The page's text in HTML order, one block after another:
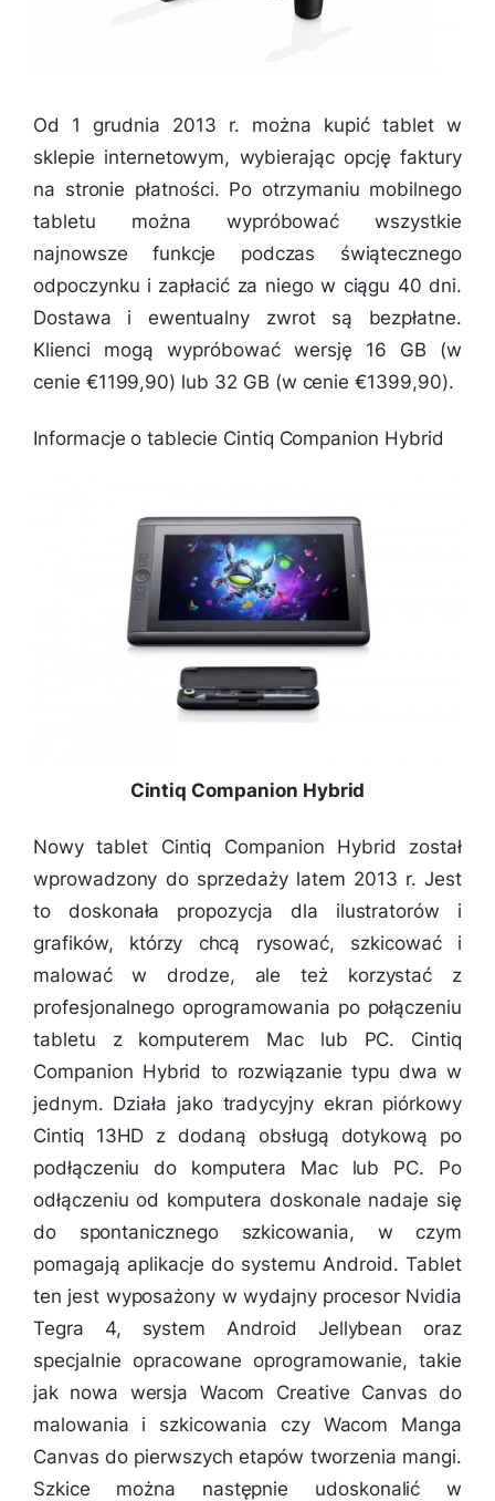
Od 1 grudnia 2013 r. można kupić tablet w
sklepie internetowym, wybierając opcję faktury
na stronie płatności. Po otrzymaniu mobilnego
tabletu można wypróbować wszystkie
najnowsze funkcje podczas świątecznego
odpoczynku i zapłacić za niego w ciągu 40 dni.
Dostawa i ewentualny zwrot są bezpłatne.
Klienci mogą wypróbować wersję 16 GB (w
cenie €1199,90) lub 32 GB (w cenie €1399,90).
Informacje o tablecie Cintiq Companion Hybrid
Cintiq Companion Hybrid
Nowy tablet Cintiq Companion Hybrid został
wprowadzony do sprzedaży latem 2013 r. Jest
to doskonała propozycja dla ilustratorów i
grafików, którzy chcą rysować, szkicować i
malować w drodze, ale też korzystać z
profesjonalnego oprogramowania po połączeniu
tabletu z komputerem Mac lub PC. Cintiq
Companion Hybrid to rozwiązanie typu dwa w
jednym. Działa jako tradycyjny ekran piórkowy
Cintiq 13HD z dodaną obsługą dotykową po
podłączeniu do komputera Mac lub PC. Po
odłączeniu od komputera doskonale nadaje się
do spontanicznego szkicowania, w czym
pomagają aplikacje do systemu Android. Tablet
ten jest wyposażony w wydajny procesor Nvidia
Tegra 4, system Android Jellybean oraz
specjalnie opracowane oprogramowanie, takie
jak nowa wersja Wacom Creative Canvas do
malowania i szkicowania czy Wacom Manga
Canvas do pierwszych etapów tworzenia mangi.
Szkice można następnie udoskonalić w